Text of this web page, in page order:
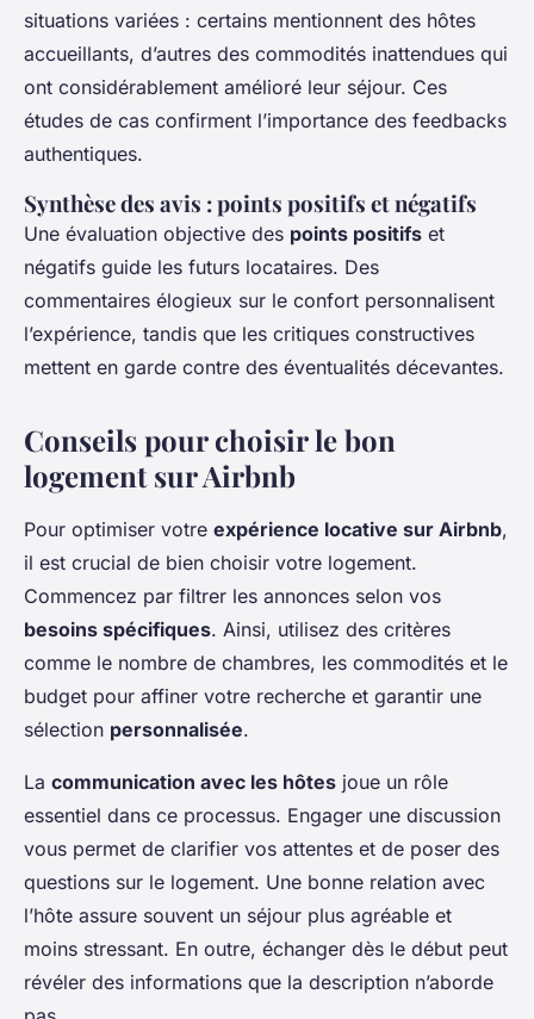
situations variées : certains mentionnent des hôtes
accueillants, d’autres des commodités inattendues qui
ont considérablement amélioré leur séjour. Ces
études de cas confirment l’importance des feedbacks
authentiques.
Synthèse des avis : points positifs et négatifs
Une évaluation objective des points positifs et
négatifs guide les futurs locataires. Des
commentaires élogieux sur le confort personnalisent
l’expérience, tandis que les critiques constructives
mettent en garde contre des éventualités décevantes.
Conseils pour choisir le bon
logement sur Airbnb
Pour optimiser votre expérience locative sur Airbnb,
il est crucial de bien choisir votre logement.
Commencez par filtrer les annonces selon vos
besoins spécifiques. Ainsi, utilisez des critères
comme le nombre de chambres, les commodités et le
budget pour affiner votre recherche et garantir une
sélection personnalisée.
La communication avec les hôtes joue un rôle
essentiel dans ce processus. Engager une discussion
vous permet de clarifier vos attentes et de poser des
questions sur le logement. Une bonne relation avec
l’hôte assure souvent un séjour plus agréable et
moins stressant. En outre, échanger dès le début peut
révéler des informations que la description n’aborde